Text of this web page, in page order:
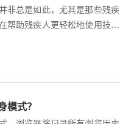
非总是如此，尤其是那些残疾
帮助残疾人更轻松地使用技术
式？